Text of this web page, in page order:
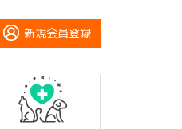
新規会員登録